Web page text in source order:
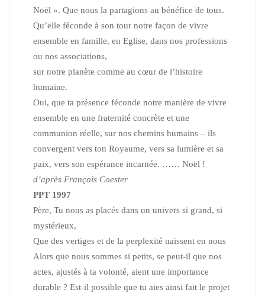
Noël ». Que nous la partagions au bénéfice de tous.
Qu’elle féconde à son tour notre façon de vivre
ensemble en famille, en Eglise, dans nos professions
ou nos associations,
sur notre planète comme au cœur de l’histoire
humaine.
Oui, que ta présence féconde notre manière de vivre
ensemble en une fraternité concrète et une
communion réelle, sur nos chemins humains – ils
convergent vers ton Royaume, vers sa lumière et sa
paix, vers son espérance incarnée. …… Noël !
d’après François Coester
PPT 1997
Père, Tu nous as placés dans un univers si grand, si
mystérieux,
Que des vertiges et de la perplexité naissent en nous
Alors que nous sommes si petits, se peut-il que nos
actes, ajustés à ta volonté, aient une importance
durable ? Est-il possible que tu aies ainsi fait le projet